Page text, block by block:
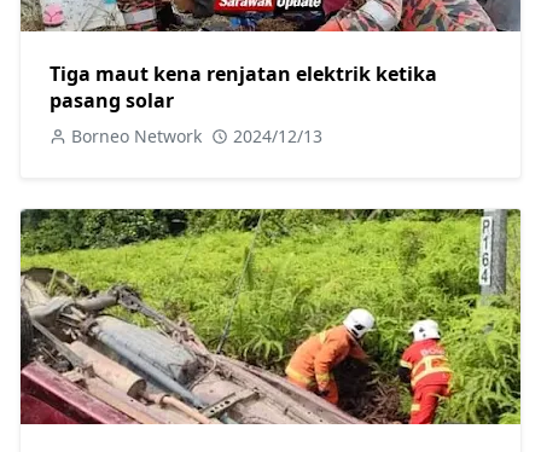
Tiga maut kena renjatan elektrik ketika
pasang solar
Borneo Network 2024/12/13